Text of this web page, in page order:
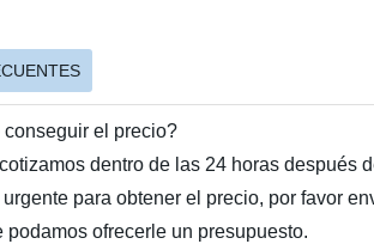
el precio?
dentro de las 24 horas después
para obtener el precio, por favor
podamos ofrecerle un presupuesto.